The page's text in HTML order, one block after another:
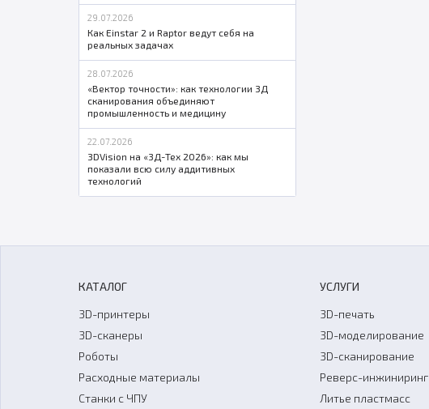
29.07.2026
Как Einstar 2 и Raptor ведут себя на
реальных задачах
28.07.2026
«Вектор точности»: как технологии 3Д
сканирования объединяют
промышленность и медицину
22.07.2026
3DVision на «3Д-Тех 2026»: как мы
показали всю силу аддитивных
технологий
КАТАЛОГ
3D-принтеры
3D-сканеры
Роботы
Расходные материалы
Станки с ЧПУ
УСЛУГИ
3D-печать
3D-моделирование
3D-сканирование
Реверс-инжиниринг
Литье пластмасс